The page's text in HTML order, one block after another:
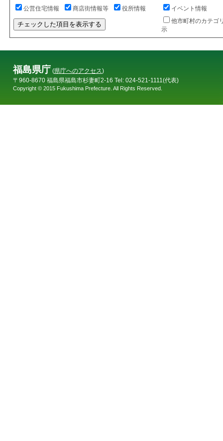
公営住宅情報 商店街情報等 役所情報 イベント情報
チェックした項目を表示する
他市町村のカテゴ
示
福島県庁 (県庁へのアクセス)
〒960-8670 福島県福島市杉妻町2-16 Tel: 024-521-1111(代表)
Copyright © 2015 Fukushima Prefecture. All Rights Reserved.